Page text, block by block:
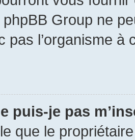
Group ne
pas l’organisme
puis-je pas
que le